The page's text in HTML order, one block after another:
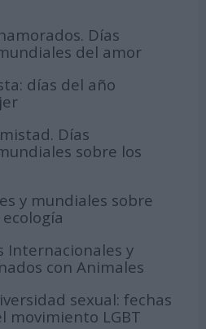
Días
del amor
días del año
Días
sobre los
y mundiales sobre
Internacionales y
con Animales
sexual: fechas
movimiento LGBT